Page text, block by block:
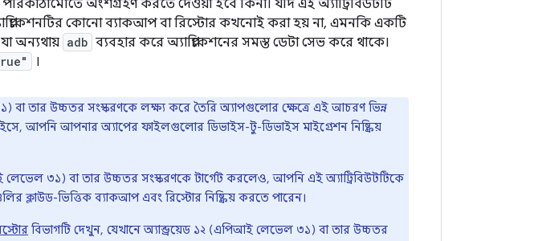
অংশগ্রহণ করতে দেওয়া হবে কিনা। যদি এই অ্যাট্রিবিউটটি
কোনো ব্যাকআপ বা রিস্টোর কখনোই করা হয় না, এমনকি একটি
অন্যথায় adb ব্যবহার করে অ্যাপ্লিকেশনের সমস্ত ডেটা সেভ করে থাকে।
।
বা তার উচ্চতর সংস্করণকে লক্ষ্য করে তৈরি অ্যাপগুলোর ক্ষেত্রে এই আচরণ ভিন্ন
আপনি আপনার অ্যাপের ফাইলগুলোর ডিভাইস-টু-ডিভাইস মাইগ্রেশন নিষ্ক্রিয়
৩১) বা তার উচ্চতর সংস্করণকে টার্গেট করলেও, আপনি এই অ্যাট্রিবিউটটিকে
ক্লাউড-ভিত্তিক ব্যাকআপ এবং রিস্টোর নিষ্ক্রিয় করতে পারেন।
বিভাগটি দেখুন, যেখানে অ্যান্ড্রয়েড ১২ (এপিআই লেভেল ৩১) বা তার উচ্চতর